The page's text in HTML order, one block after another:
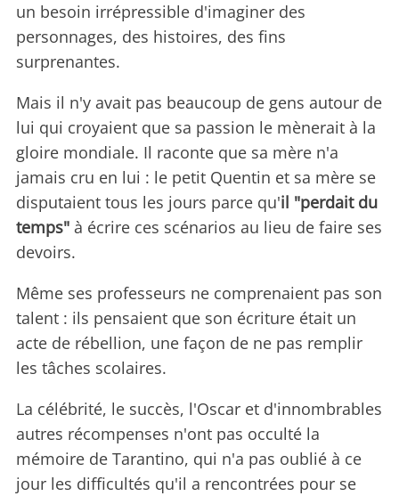
un besoin irrépressible d'imaginer des
personnages, des histoires, des fins
surprenantes.
Mais il n'y avait pas beaucoup de gens autour de
lui qui croyaient que sa passion le mènerait à la
gloire mondiale. Il raconte que sa mère n'a
jamais cru en lui : le petit Quentin et sa mère se
disputaient tous les jours parce qu'il "perdait du
temps" à écrire ces scénarios au lieu de faire ses
devoirs.
Même ses professeurs ne comprenaient pas son
talent : ils pensaient que son écriture était un
acte de rébellion, une façon de ne pas remplir
les tâches scolaires.
La célébrité, le succès, l'Oscar et d'innombrables
autres récompenses n'ont pas occulté la
mémoire de Tarantino, qui n'a pas oublié à ce
jour les difficultés qu'il a rencontrées pour se